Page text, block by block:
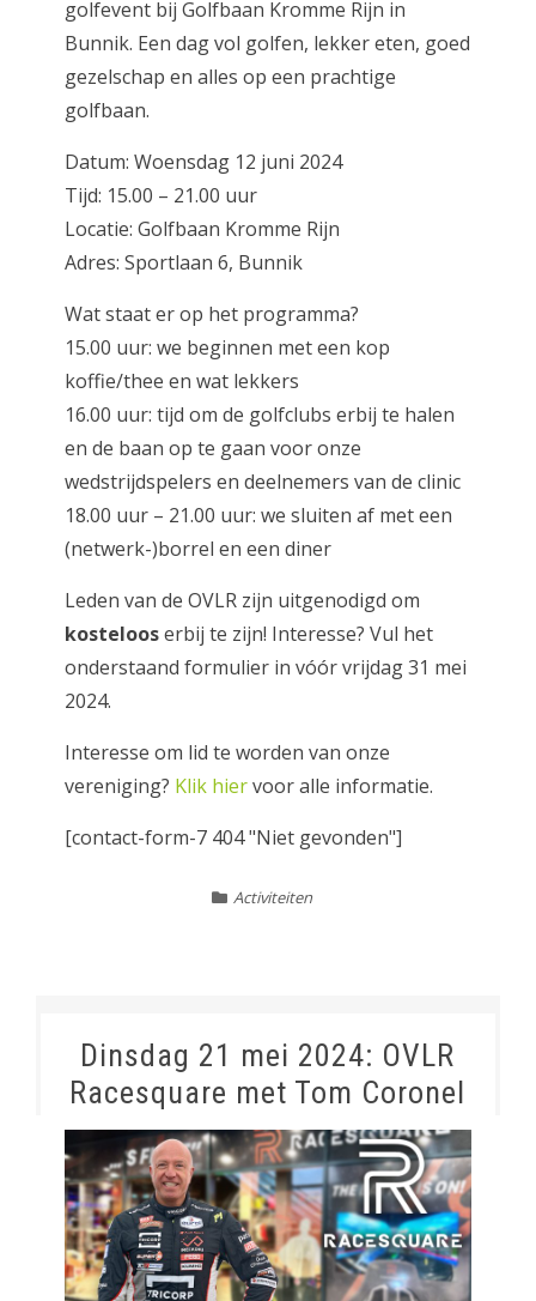
golfevent bij Golfbaan Kromme Rijn in
Bunnik. Een dag vol golfen, lekker eten, goed
gezelschap en alles op een prachtige
golfbaan.
Datum: Woensdag 12 juni 2024
Tijd: 15.00 – 21.00 uur
Locatie: Golfbaan Kromme Rijn
Adres: Sportlaan 6, Bunnik
Wat staat er op het programma?
15.00 uur: we beginnen met een kop
koffie/thee en wat lekkers
16.00 uur: tijd om de golfclubs erbij te halen
en de baan op te gaan voor onze
wedstrijdspelers en deelnemers van de clinic
18.00 uur – 21.00 uur: we sluiten af met een
(netwerk-)borrel en een diner
Leden van de OVLR zijn uitgenodigd om
kostelooserbij te zijn! Interesse? Vul het
onderstaand formulier in vóór vrijdag 31 mei
2024.
Interesse om lid te worden van onze
vereniging? Klik hiervoor alle informatie.
[contact-form-7 404 "Niet gevonden"]
Activiteiten
Dinsdag 21 mei 2024: OVLR
Racesquare met Tom Coronel